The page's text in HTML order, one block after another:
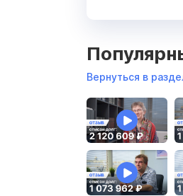
Вернуться в